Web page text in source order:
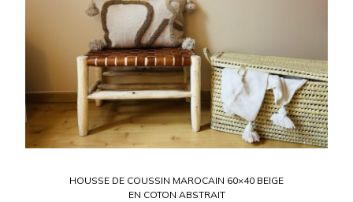
HOUSSE DE COUSSIN MAROCAIN 60×40 BEIGE
EN COTON ABSTRAIT